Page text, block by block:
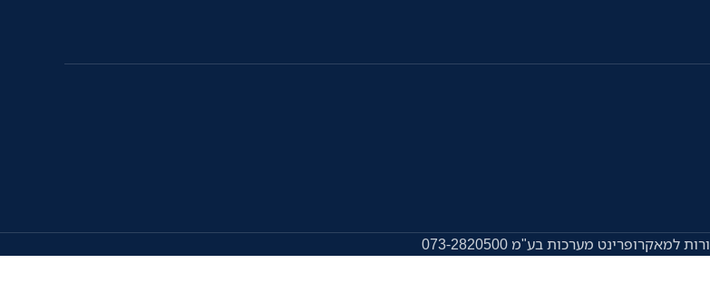
למאקרופרינט מערכות בע"מ 073-2820500